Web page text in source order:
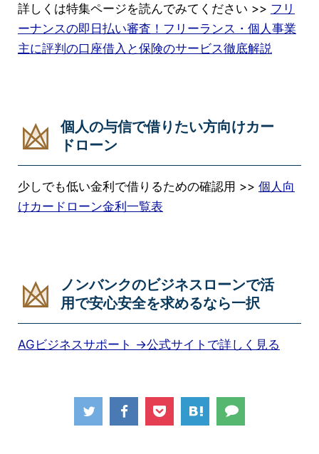
詳しくは特集ページを読んでみてください >> フリ
ーナンスの即日払い審査！フリーランス・個人事業
主に評判の口座借入と保険のサービス徹底解説
個人の与信で借りたい方向けカー
ドローン
少しでも低い金利で借りるための確認用 >> 個人向
けカードローン金利一覧表
ノンバンクのビジネスローンで活
用で安心安全を求めるなら一択
AGビジネスサポート →公式サイトで詳しく見る